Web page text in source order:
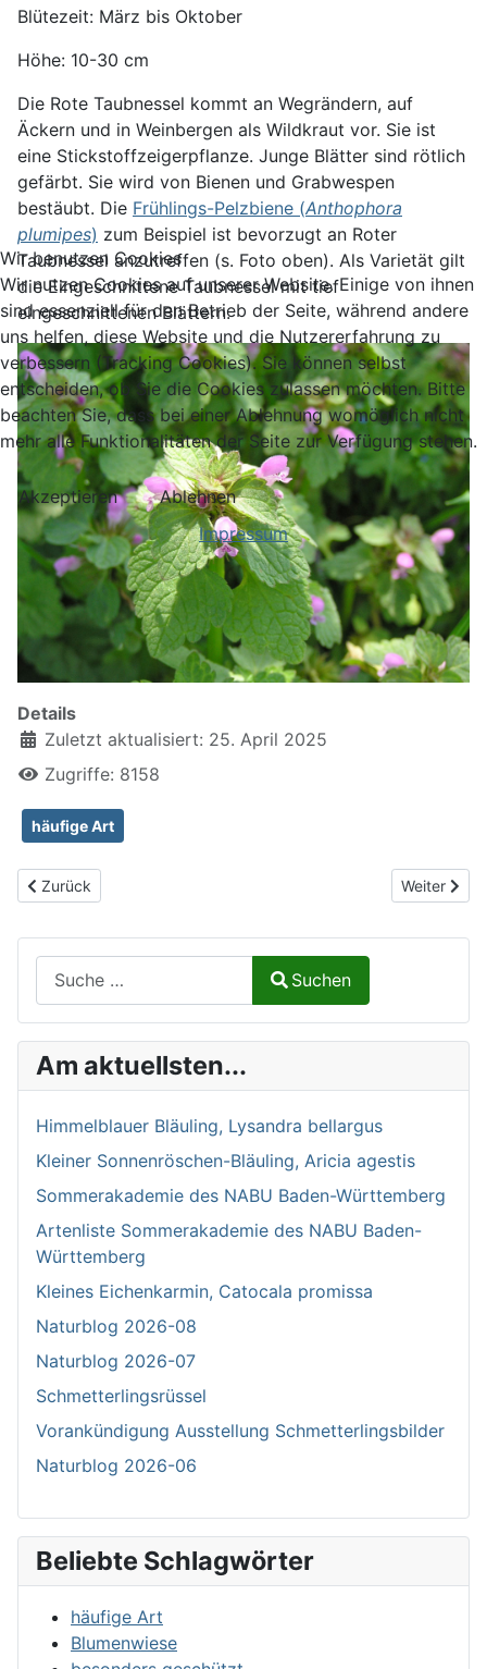
Blütezeit: März bis Oktober
Höhe: 10-30 cm
Die Rote Taubnessel kommt an Wegrändern, auf
Äckern und in Weinbergen als Wildkraut vor. Sie ist
eine Stickstoffzeigerpflanze. Junge Blätter sind rötlich
gefärbt. Sie wird von Bienen und Grabwespen
bestäubt. Die Frühlings-Pelzbiene (Anthophora
plumipes) zum Beispiel ist bevorzugt an Roter
Taubnessel anzutreffen (s. Foto oben). Als Varietät gilt
die Eingeschnittene Taubnessel mit tief
eingeschnittenen Blättern.
Details
Zuletzt aktualisiert: 25. April 2025
Zugriffe: 8158
häufige Art
Vorheriger Beitrag: Gefleckte Taubnessel, Lamium maculatum
Zurück Nächster
Weiter
Suchen
Am aktuellsten...
Himmelblauer Bläuling, Lysandra bellargus
Kleiner Sonnenröschen-Bläuling, Aricia agestis
Sommerakademie des NABU Baden-Württemberg
Artenliste Sommerakademie des NABU Baden-
Württemberg
Kleines Eichenkarmin, Catocala promissa
Naturblog 2026-08
Naturblog 2026-07
Schmetterlingsrüssel
Vorankündigung Ausstellung Schmetterlingsbilder
Naturblog 2026-06
Beliebte Schlagwörter
häufige Art
Blumenwiese
Wir benutzen Cookies
Wir nutzen Cookies auf unserer Website. Einige von ihnen
sind essenziell für den Betrieb der Seite, während andere
uns helfen, diese Website und die Nutzererfahrung zu
verbessern (Tracking Cookies). Sie können selbst
entscheiden, ob Sie die Cookies zulassen möchten. Bitte
beachten Sie, dass bei einer Ablehnung womöglich nicht
mehr alle Funktionalitäten der Seite zur Verfügung stehen.
Akzeptieren
Ablehnen
Impressum